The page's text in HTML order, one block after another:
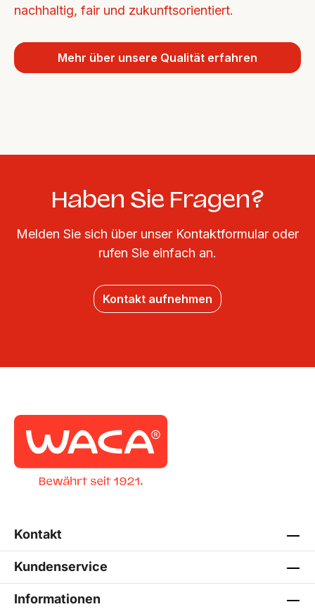
nachhaltig, fair und zukunftsorientiert.
Mehr über unsere Qualität erfahren
Haben Sie Fragen?
Melden Sie sich über unser Kontaktformular oder
rufen Sie einfach an.
Kontakt aufnehmen
Kontakt
Kundenservice
Informationen